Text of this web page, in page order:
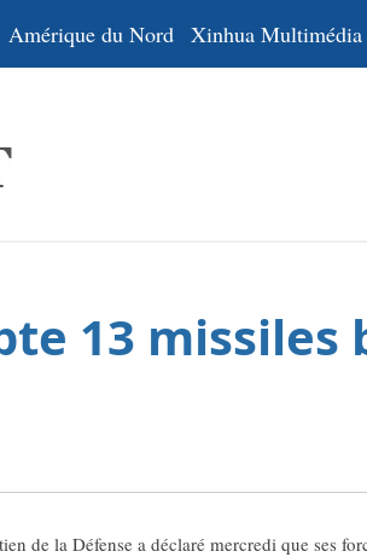
Amérique du Nord Xinhua Multimédia
13 missiles
de la Défense a déclaré mercredi que ses